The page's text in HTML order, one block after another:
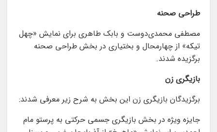
طراحی صحنه
مصطفی محمدی‌دوست و بابک طاهری برای نمایش «چهل
تیکه» از چهارمحال و بختیاری در بخش طراحی صحنه
برگزیده شدند.
بازیگری زن
برگزیدگان بازیگری زن این بخش به شرح زیر معرفی شدند:
جایزه ویژه در بخش بازیگری جسمی حرکتی به پرستو مام